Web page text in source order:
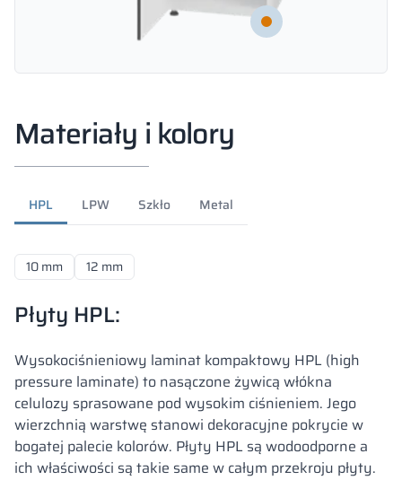
Materiały i kolory
HPL LPW Szkło Metal
10 mm 12 mm
Płyty HPL:
Wysokociśnieniowy laminat kompaktowy HPL (high
pressure laminate) to nasączone żywicą włókna
celulozy sprasowane pod wysokim ciśnieniem. Jego
wierzchnią warstwę stanowi dekoracyjne pokrycie w
bogatej palecie kolorów. Płyty HPL są wodoodporne a
ich właściwości są takie same w całym przekroju płyty.